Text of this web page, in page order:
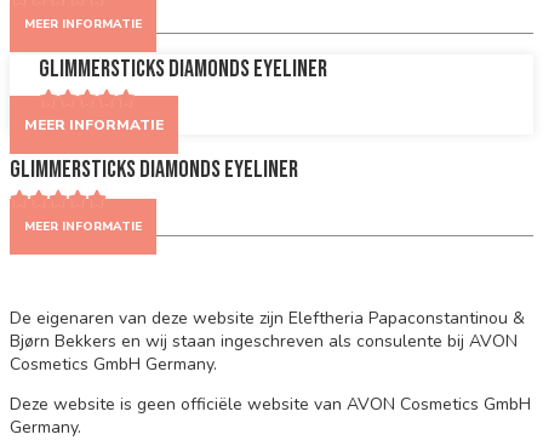
MEER INFORMATIE
Glimmersticks Diamonds Eyeliner
MEER INFORMATIE
Glimmersticks Diamonds Eyeliner
MEER INFORMATIE
De eigenaren van deze website zijn Eleftheria Papaconstantinou &
Bjørn Bekkers en wij staan ingeschreven als consulente bij AVON
Cosmetics GmbH Germany.
Deze website is geen officiële website van AVON Cosmetics GmbH
Germany.